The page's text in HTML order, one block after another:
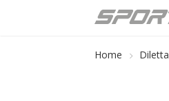
Home